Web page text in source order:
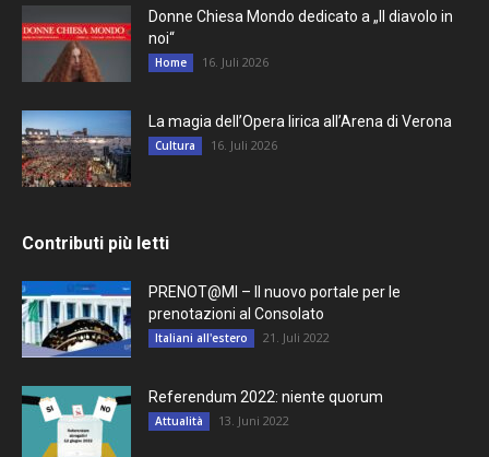
Donne Chiesa Mondo dedicato a „Il diavolo in
noi“
Home 16. Juli 2026
La magia dell’Opera lirica all’Arena di Verona
Cultura 16. Juli 2026
Contributi più letti
PRENOT@MI – Il nuovo portale per le
prenotazioni al Consolato
Italiani all'estero 21. Juli 2022
Referendum 2022: niente quorum
Attualità 13. Juni 2022